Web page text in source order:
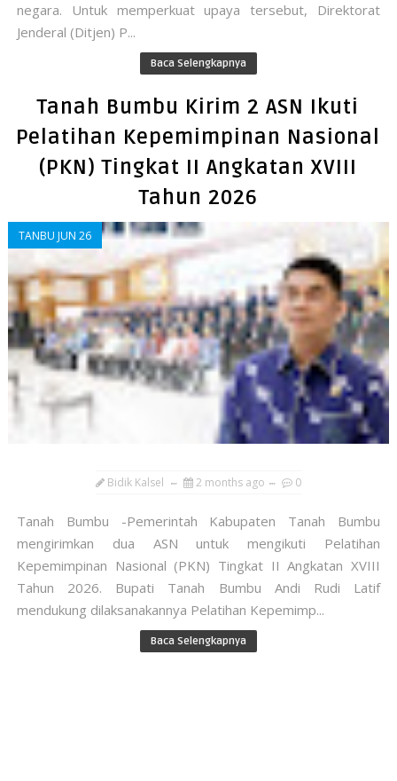
negara. Untuk memperkuat upaya tersebut, Direktorat
Jenderal (Ditjen) P...
Baca Selengkapnya
Tanah Bumbu Kirim 2 ASN Ikuti
Pelatihan Kepemimpinan Nasional
(PKN) Tingkat II Angkatan XVIII
Tahun 2026
TANBU JUN 26
Bidik Kalsel 2 months ago 0
Tanah Bumbu -Pemerintah Kabupaten Tanah Bumbu
mengirimkan dua ASN untuk mengikuti Pelatihan
Kepemimpinan Nasional (PKN) Tingkat II Angkatan XVIII
Tahun 2026. Bupati Tanah Bumbu Andi Rudi Latif
mendukung dilaksanakannya Pelatihan Kepemimp...
Baca Selengkapnya